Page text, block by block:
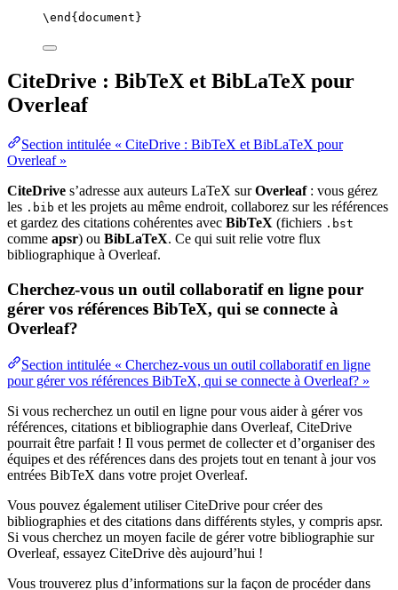
\end { document }
CiteDrive : BibTeX et BibLaTeX pour
Overleaf
Section intitulée « CiteDrive : BibTeX et BibLaTeX pour
Overleaf »
CiteDrive s’adresse aux auteurs LaTeX surOverleaf: vous gérez
les .bib et les projets au même endroit, collaborez sur les références
et gardez des citations cohérentes avec BibTeX (fichiers .bst
comme apsr) ou BibLaTeX. Ce qui suit relie votre flux
bibliographique à Overleaf.
Cherchez-vous un outil collaboratif en ligne pour
gérer vos références BibTeX, qui se connecte à
Overleaf?
Section intitulée « Cherchez-vous un outil collaboratif en ligne
pour gérer vos références BibTeX, qui se connecte à Overleaf? »
Si vous recherchez un outil en ligne pour vous aider à gérer vos
références, citations et bibliographie dans Overleaf, CiteDrive
pourrait être parfait ! Il vous permet de collecter et d’organiser des
équipes et des références dans des projets tout en tenant à jour vos
entrées BibTeX dans votre projet Overleaf.
Vous pouvez également utiliser CiteDrive pour créer des
bibliographies et des citations dans différents styles, y compris apsr.
Si vous cherchez un moyen facile de gérer votre bibliographie sur
Overleaf, essayez CiteDrive dès aujourd’hui !
Vous trouverez plus d’informations sur la façon de procéder dans